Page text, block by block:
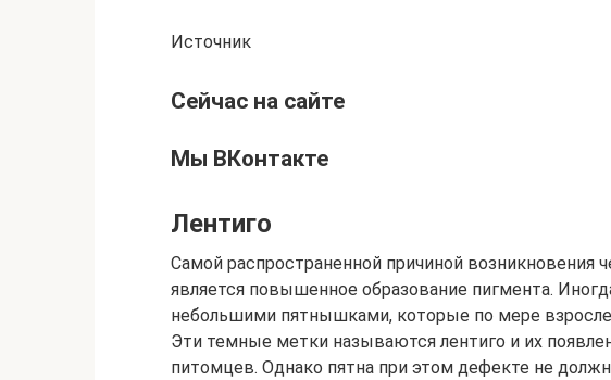
Источник
Сейчас на сайте
Мы ВКонтакте
Лентиго
Самой распространенной причиной возникновения
является повышенное образование пигмента.
небольшими пятнышками, которые по мере
Эти темные метки называются лентиго и их
питомцев. Однако пятна при этом дефекте не